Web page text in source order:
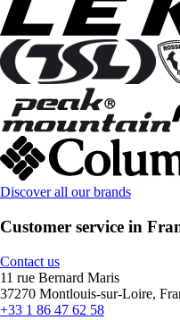
Discover all our brands
Customer service in
Contact us
11 rue Bernard Maris
37270 Montlouis-sur-Loire,
+33 1 86 47 62 58